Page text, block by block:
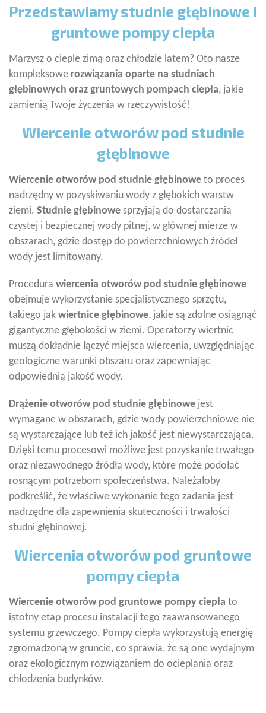
Przedstawiamy studnie głębinowe i
gruntowe pompy ciepła
Marzysz o cieple zimą oraz chłodzie latem? Oto nasze
kompleksowe rozwiązania oparte na studniach
głębinowych oraz gruntowych pompach ciepła, jakie
zamienią Twoje życzenia w rzeczywistość!
Wiercenie otworów pod studnie
głębinowe
Wiercenie otworów pod studnie głębinowe to proces
nadrzędny w pozyskiwaniu wody z głębokich warstw
ziemi. Studnie głębinowe sprzyjają do dostarczania
czystej i bezpiecznej wody pitnej, w głównej mierze w
obszarach, gdzie dostęp do powierzchniowych źródeł
wody jest limitowany.
Procedura wiercenia otworów pod studnie głębinowe
obejmuje wykorzystanie specjalistycznego sprzętu,
takiego jak wiertnice głębinowe, jakie są zdolne osiągnąć
gigantyczne głębokości w ziemi. Operatorzy wiertnic
muszą dokładnie łączyć miejsca wiercenia, uwzględniając
geologiczne warunki obszaru oraz zapewniając
odpowiednią jakość wody.
Drążenie otworów pod studnie głębinowe jest
wymagane w obszarach, gdzie wody powierzchniowe nie
są wystarczające lub też ich jakość jest niewystarczająca.
Dzięki temu procesowi możliwe jest pozyskanie trwałego
oraz niezawodnego źródła wody, które może podołać
rosnącym potrzebom społeczeństwa. Należałoby
podkreślić, że właściwe wykonanie tego zadania jest
nadrzędne dla zapewnienia skuteczności i trwałości
studni głębinowej.
Wiercenia otworów pod gruntowe
pompy ciepła
Wiercenie otworów pod gruntowe pompy ciepła to
istotny etap procesu instalacji tego zaawansowanego
systemu grzewczego. Pompy ciepła wykorzystują energię
zgromadzoną w gruncie, co sprawia, że są one wydajnym
oraz ekologicznym rozwiązaniem do ocieplania oraz
chłodzenia budynków.